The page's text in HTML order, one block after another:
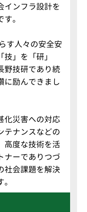
インフラ設計を
。
す人々の安全安
」を「研」
野技研であり続
に励んできまし
化災害への対応
テナンスなどの
高度な技術を活
ナーでありつづ
社会課題を解決